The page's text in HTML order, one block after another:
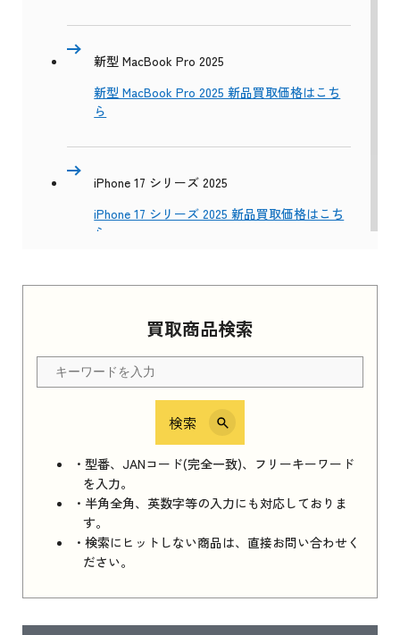
買取商品検索
検索
・型番、JANコード(完全一致)、フリーキーワード
を入力。
・半角全角、英数字等の入力にも対応しておりま
す。
・検索にヒットしない商品は、直接お問い合わせく
ださい。
新型 MacBook Pro 2025
新型 MacBook Pro 2025 新品買取価格はこち
ら
iPhone 17 シリーズ 2025
iPhone 17 シリーズ 2025 新品買取価格はこち
ら
Apple Watch Series 11 2025 新品買取価格はこ
ちら
iPhone 16e シリーズ 2025
iPhone 16e シリーズ 2025 新品買取価格はこち
ら
iPad 11インチ 2025年春モデル
はこちら